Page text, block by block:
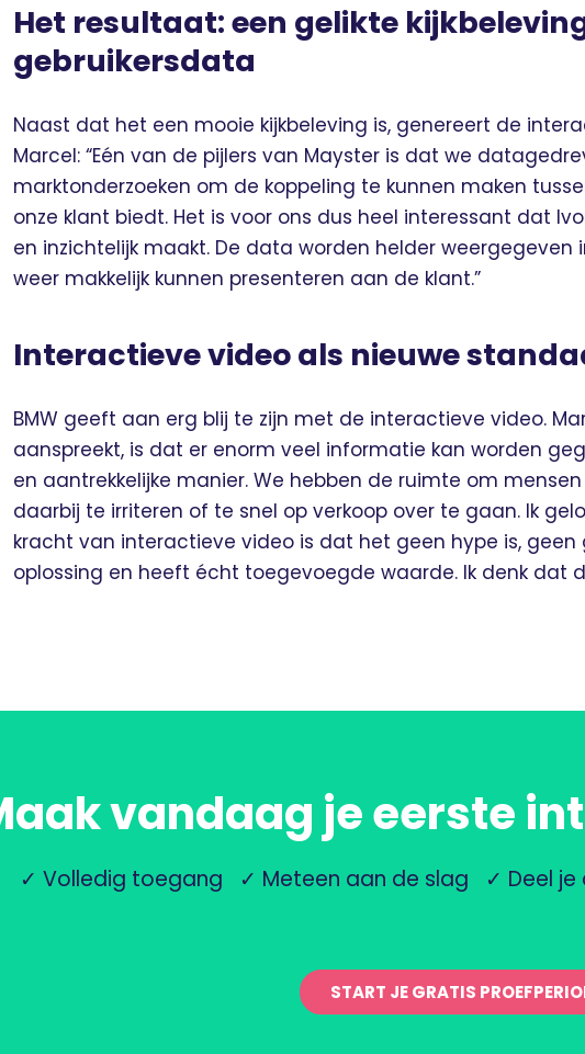
Het resultaat: een gelikte
gebruikersdata
Naast dat het een mooie kijkbeleving is, genereert de
Marcel: “Eén van de pijlers van Mayster is dat we
marktonderzoeken om de koppeling te kunnen maken
onze klant biedt. Het is voor ons dus heel interessant dat
en inzichtelijk maakt. De data worden helder weergegeven
weer makkelijk kunnen presenteren aan de klant.”
Interactieve video als nieuwe
BMW geeft aan erg blij te zijn met de interactieve video.
aanspreekt, is dat er enorm veel informatie kan worden
en aantrekkelijke manier. We hebben de ruimte om
daarbij te irriteren of te snel op verkoop over te gaan. Ik
kracht van interactieve video is dat het geen hype is, geen
oplossing en heeft écht toegevoegde waarde. Ik denk dat
vandaag je eerste
✓ Volledig toegang ✓ Meteen aan de slag ✓ Deel
START JE GRATIS